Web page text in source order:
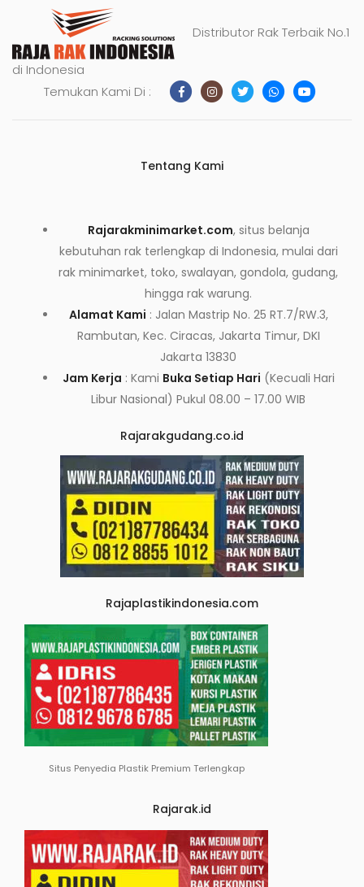
Distributor Rak Terbaik No.1
di Indonesia
Temukan Kami Di :
Tentang Kami
Rajarakminimarket.com, situs belanja
kebutuhan rak terlengkap di Indonesia, mulai dari
rak minimarket, toko, swalayan, gondola, gudang,
hingga rak warung.
Alamat Kami : Jalan Mastrip No. 25 RT.7/RW.3,
Rambutan, Kec. Ciracas, Jakarta Timur, DKI
Jakarta 13830
Jam Kerja : Kami Buka Setiap Hari (Kecuali Hari
Libur Nasional) Pukul 08.00 – 17.00 WIB
Rajarakgudang.co.id
Rajaplastikindonesia.com
Situs Penyedia Plastik Premium Terlengkap
Rajarak.id